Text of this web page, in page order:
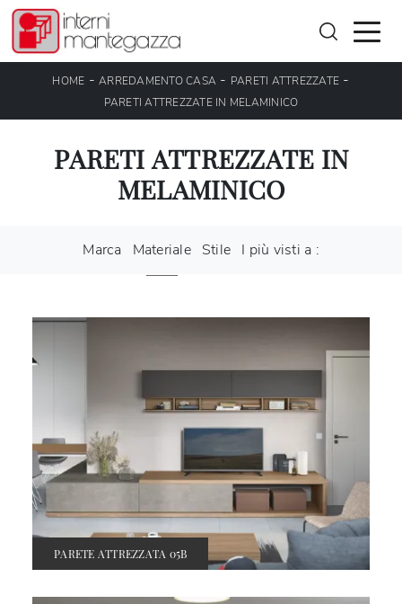
HOME -ARREDAMENTO CASA - PARETI ATTREZZATE -
PARETI ATTREZZATE IN MELAMINICO
PARETI ATTREZZATE IN
MELAMINICO
Marca Materiale Stile I più visti a :
PARETE ATTREZZATA 05B